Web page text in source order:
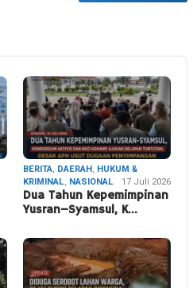
BERITA, DAERAH, HUKUM &
KRIMINAL, NASIONAL 17 Juli 2026
Dua Tahun Kepemimpinan
Yusran–Syamsul, K…